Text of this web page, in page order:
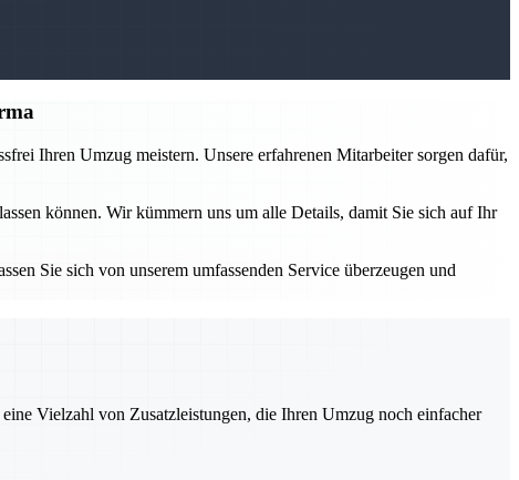
Ihren Umzug meistern. Unsere erfahrenen Mitarbeiter sorgen dafür,
können. Wir kümmern uns um alle Details, damit Sie sich auf Ihr
Sie sich von unserem umfassenden Service überzeugen und
Vielzahl von Zusatzleistungen, die Ihren Umzug noch einfacher